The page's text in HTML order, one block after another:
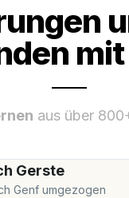
aus über
Gerste
Genf umgezogen